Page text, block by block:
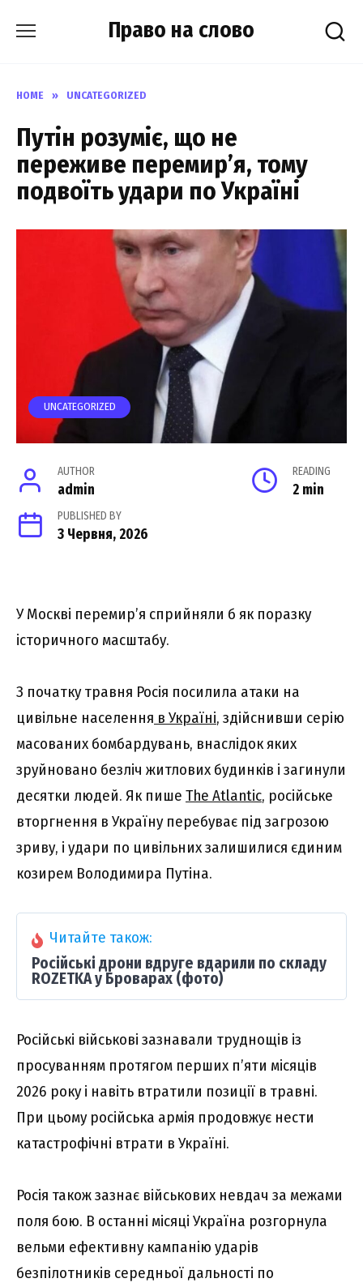
Право на слово
HOME » UNCATEGORIZED
Путін розуміє, що не
переживе перемир’я, тому
подвоїть удари по Україні
UNCATEGORIZED
AUTHOR
admin
READING
2 min
PUBLISHED BY
3 Червня, 2026
У Москві перемир’я сприйняли б як поразку
історичного масштабу.
З початку травня Росія посилила атаки на
цивільне населення в Україні, здійснивши серію
масованих бомбардувань, внаслідок яких
зруйновано безліч житлових будинків і загинули
десятки людей. Як пише The Atlantic, російське
вторгнення в Україну перебуває під загрозою
зриву, і удари по цивільних залишилися єдиним
козирем Володимира Путіна.
Читайте також:
Російські дрони вдруге вдарили по складу
ROZETKA у Броварах (фото)
Російські військові зазнавали труднощів із
просуванням протягом перших п’яти місяців
2026 року і навіть втратили позиції в травні.
При цьому російська армія продовжує нести
катастрофічні втрати в Україні.
Росія також зазнає військових невдач за межами
поля бою. В останні місяці Україна розгорнула
вельми ефективну кампанію ударів
безпілотників середньої дальності по